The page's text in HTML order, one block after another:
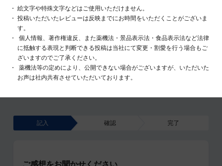
絵文字や特殊文字などはご使用いただけません。
投稿いただいたレビューは反映までにお時間をいただくことがございま
す。
個人情報、著作権違反、また薬機法・景品表示法・食品表示法など法律
に抵触する表現と判断できる投稿は当社にて変更・割愛を行う場合もご
ざいますのでご了承ください。
薬機法等の定めにより、公開できない場合がございますが、いただいた
お声は社内共有させていただいております。
記入 確認 完了